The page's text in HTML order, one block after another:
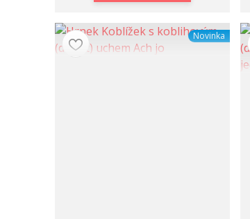
Novinka